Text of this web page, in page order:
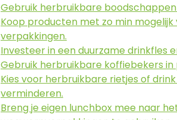
Gebruik herbruikbare
Koop producten met zo min
verpakkingen.
Investeer in een duurzame drinkfles
Gebruik herbruikbare koffiebekers
Kies voor herbruikbare rietjes of
verminderen.
Breng je eigen lunchbox mee naar